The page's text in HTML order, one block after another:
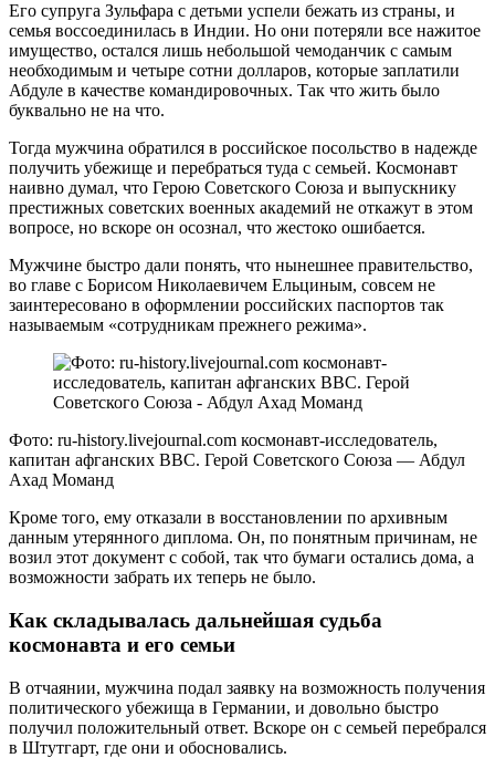
Его супруга Зульфара с детьми успели бежать из страны, и
семья воссоединилась в Индии. Но они потеряли все нажитое
имущество, остался лишь небольшой чемоданчик с самым
необходимым и четыре сотни долларов, которые заплатили
Абдуле в качестве командировочных. Так что жить было
буквально не на что.
Тогда мужчина обратился в российское посольство в надежде
получить убежище и перебраться туда с семьей. Космонавт
наивно думал, что Герою Советского Союза и выпускнику
престижных советских военных академий не откажут в этом
вопросе, но вскоре он осознал, что жестоко ошибается.
Мужчине быстро дали понять, что нынешнее правительство,
во главе с Борисом Николаевичем Ельциным, совсем не
заинтересовано в оформлении российских паспортов так
называемым «сотрудникам прежнего режима».
Фото: ru-history.livejournal.com космонавт-исследователь,
капитан афганских ВВС. Герой Советского Союза — Абдул
Ахад Моманд
Кроме того, ему отказали в восстановлении по архивным
данным утерянного диплома. Он, по понятным причинам, не
возил этот документ с собой, так что бумаги остались дома, а
возможности забрать их теперь не было.
Как складывалась дальнейшая судьба
космонавта и его семьи
В отчаянии, мужчина подал заявку на возможность получения
политического убежища в Германии, и довольно быстро
получил положительный ответ. Вскоре он с семьей перебрался
в Штутгарт, где они и обосновались.